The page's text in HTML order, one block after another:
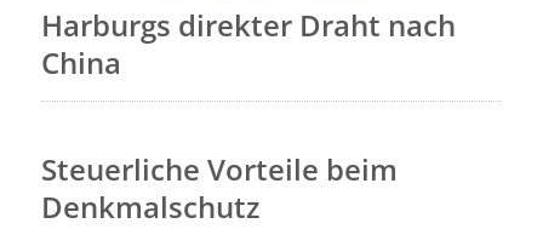
Harburgs direkter Draht nach
China
Steuerliche Vorteile beim
Denkmalschutz